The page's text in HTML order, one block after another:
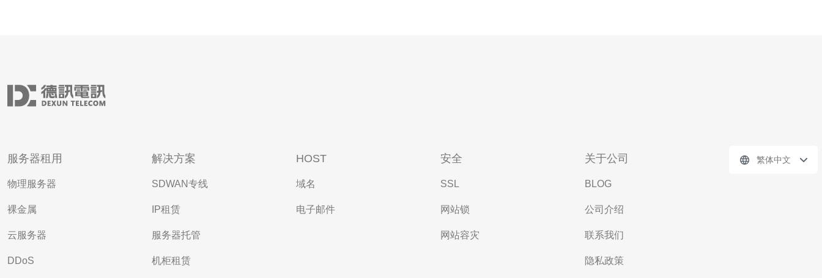
服务器租用
物理服务器
裸金属
云服务器
DDoS
解决方案
SDWAN专线
IP租赁
服务器托管
机柜租赁
HOST
域名
电子邮件
安全
SSL
网站锁
网站容灾
关于公司
BLOG
公司介绍
联系我们
隐私政策
繁体中文